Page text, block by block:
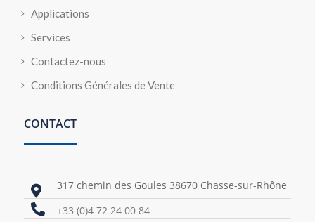
Applications
Services
Contactez-nous
Conditions Générales de Vente
CONTACT
 317 chemin des Goules 38670 Chasse-sur-Rhône
 +33 (0)4 72 24 00 84